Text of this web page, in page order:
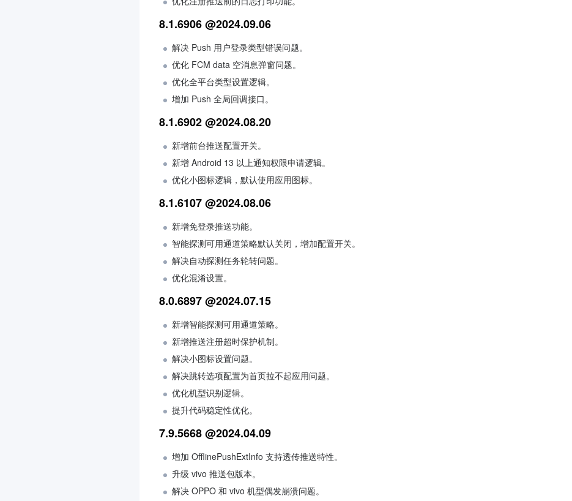
8.1.6906 @2024.09.06
解决 Push 用户登录类型错误问题。
优化 FCM data 空消息弹窗问题。
优化全平台类型设置逻辑。
增加 Push 全局回调接口。
8.1.6902 @2024.08.20
新增前台推送配置开关。
新增 Android 13 以上通知权限申请逻辑。
优化小图标逻辑，默认使用应用图标。
8.1.6107 @2024.08.06
新增免登录推送功能。
智能探测可用通道策略默认关闭，增加配置开关。
解决自动探测任务轮转问题。
优化混淆设置。
8.0.6897 @2024.07.15
新增智能探测可用通道策略。
新增推送注册超时保护机制。
解决小图标设置问题。
解决跳转选项配置为首页拉不起应用问题。
优化机型识别逻辑。
提升代码稳定性优化。
7.9.5668 @2024.04.09
增加 OfflinePushExtInfo 支持透传推送特性。
升级 vivo 推送包版本。
解决 OPPO 和 vivo 机型偶发崩溃问题。